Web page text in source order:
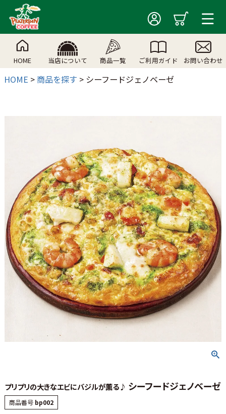
HOME 当店について 商品一覧 ご利用ガイド お問い合わせ
HOME 商品を探す シーフードジェノベーゼ
プリプリの大きなエビにバジルが薫る♪ シーフードジェノベーゼ
商品番号 bp002